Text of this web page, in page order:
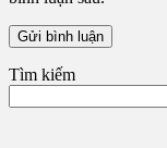
Tìm kiếm